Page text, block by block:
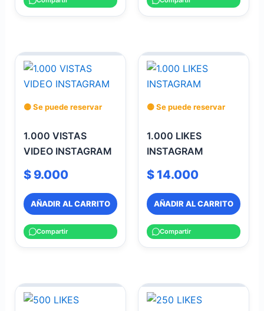
🟡 Se puede reservar
1.000 VISTAS
VIDEO INSTAGRAM
$9.000
AÑADIR AL CARRITO
Compartir
🟡 Se puede reservar
1.000 LIKES
INSTAGRAM
$ 14.000
AÑADIR AL CARRITO
Compartir